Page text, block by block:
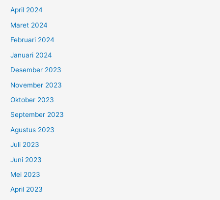
April 2024
Maret 2024
Februari 2024
Januari 2024
Desember 2023
November 2023
Oktober 2023
September 2023
Agustus 2023
Juli 2023
Juni 2023
Mei 2023
April 2023